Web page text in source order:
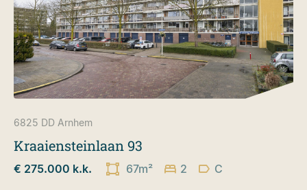
6825 DDArnhem
Kraaiensteinlaan 93
€ 275.000 k.k. 67m² 2 C